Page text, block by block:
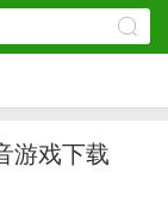
游戏下载